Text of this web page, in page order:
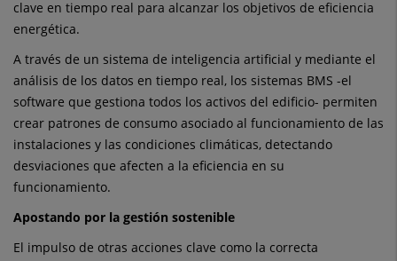
clave en tiempo real para alcanzar los objetivos de eficiencia
energética.
A través de un sistema de inteligencia artificial y mediante el
análisis de los datos en tiempo real, los sistemas BMS -el
software que gestiona todos los activos del edificio- permiten
crear patrones de consumo asociado al funcionamiento de las
instalaciones y las condiciones climáticas, detectando
desviaciones que afecten a la eficiencia en su
funcionamiento.
Apostando por la gestión sostenible
El impulso de otras acciones clave como la correcta